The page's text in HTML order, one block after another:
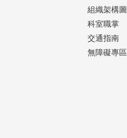
組織架構圖
科室職掌
交通指南
無障礙專區